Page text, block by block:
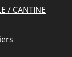
/ CANTINE